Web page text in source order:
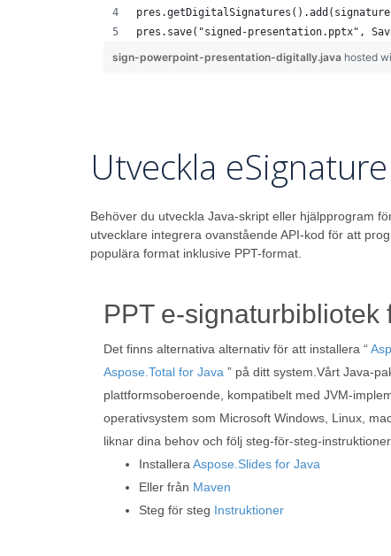
pres.save("signed-presentation.pptx",
sign-powerpoint-presentation-digitally.java hosted
Utveckla
Behöver du utveckla Java-skript eller hjälpprogram
utvecklare integrera ovanstående API-kod för att
populära format inklusive PPT-format.
PPT e-signaturbibliotek
Det finns alternativa alternativ för att installera “
Aspose.Total for Java ” på ditt system.Vårt Java-
plattformsoberoende, kompatibelt med JVM-
operativsystem som Microsoft Windows, Linux,
liknar dina behov och följ steg-för-steg-
Installera Aspose.Slides for Java
Eller från Maven
Steg för steg Instruktioner